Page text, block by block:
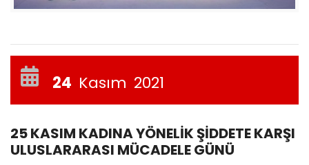
24 Kasım 2021
25 KASIM KADINA YÖNELİK ŞİDDETE KARŞI
ULUSLARARASI MÜCADELE GÜNÜ